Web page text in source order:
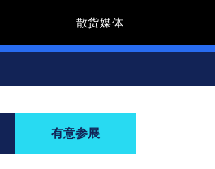
散货媒体
有意参展